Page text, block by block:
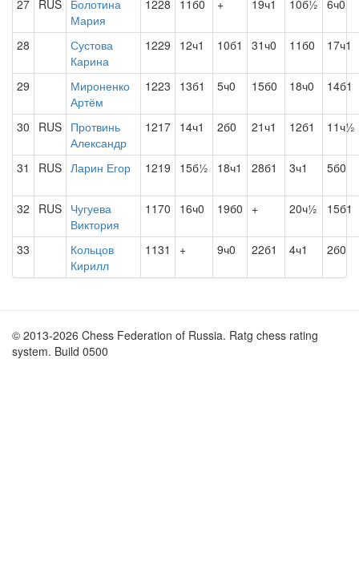
27 RUS Болотина
Мария
1228 11б0 + 19ч1 10б½ 6ч0
28
Сустова
Карина
1229 12ч1 10б1 31ч0 11б0 17ч1
29
Мироненко
Артём
1223 13б1 5ч0 15б0 18ч0 14б1
30 RUS Протвинь
Александр
1217 14ч1 2б0 21ч1 12б1 11ч½
31 RUS Ларин Егор 1219 15б½ 18ч1 28б1 3ч1 5б0
32 RUS Чугуева
Виктория
1170 16ч0 19б0 + 20ч½ 15б1
33
Кольцов
Кирилл
1131 + 9ч0 22б1 4ч1 2б0
© 2013-2026 Chess Federation of Russia. Ratg chess rating
system. Build 0500